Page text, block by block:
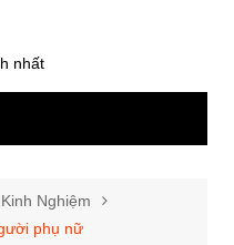
nhất
Kinh Nghiệm
phụ nữ